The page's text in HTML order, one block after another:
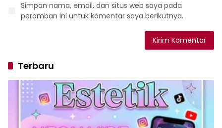
Simpan nama, email, dan situs web saya pada
peramban ini untuk komentar saya berikutnya.
Terbaru